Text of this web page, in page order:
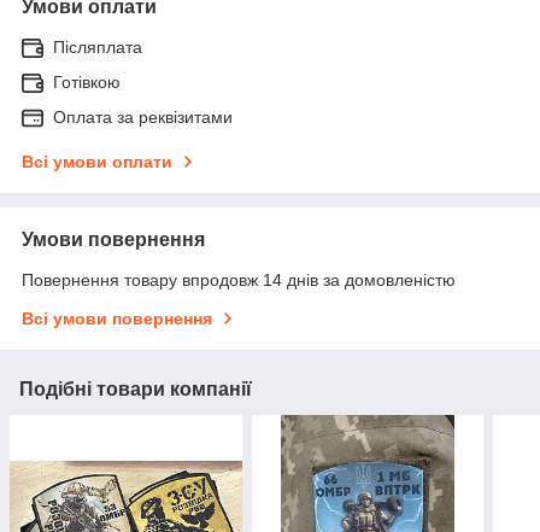
Умови оплати
Післяплата
Готівкою
Оплата за реквізитами
Всі умови оплати
Умови повернення
Повернення товару впродовж 14 днів за домовленістю
Всі умови повернення
Подібні товари компанії